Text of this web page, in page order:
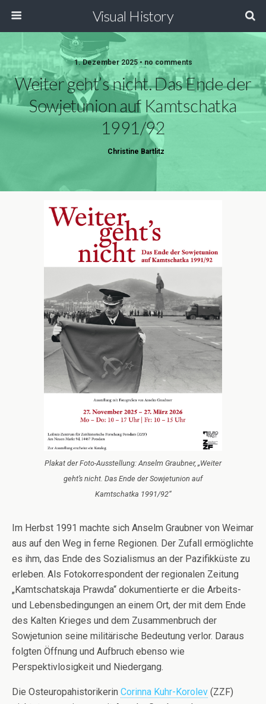
Visual History
1. Dezember 2025 • no comments
Weiter geht’s nicht. Das Ende der
Sowjetunion auf Kamtschatka
1991/92
Christine Bartlitz
Plakat der Foto-Ausstellung: Anselm Graubner, „Weiter
geht’s nicht. Das Ende der Sowjetunion auf
Kamtschatka 1991/92“
Im Herbst 1991 machte sich Anselm Graubner von Weimar
aus auf den Weg in ferne Regionen. Der Zufall ermöglichte
es ihm, das Ende des Sozialismus an der Pazifikküste zu
erleben. Als Fotokorrespondent der regionalen Zeitung
„Kamtschatskaja Prawda“ dokumentierte er die Arbeits-
und Lebensbedingungen an einem Ort, der mit dem Ende
des Kalten Krieges und dem Zusammenbruch der
Sowjetunion seine militärische Bedeutung verlor. Daraus
folgten Öffnung und Aufbruch ebenso wie
Perspektivlosigkeit und Niedergang.
Die Osteuropahistorikerin Corinna Kuhr-Korolev (ZZF)